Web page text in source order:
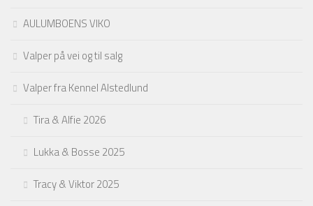
AULUMBOENS VIKO
Valper på vei og til salg
Valper fra Kennel Alstedlund
Tira & Alfie 2026
Lukka & Bosse 2025
Tracy & Viktor 2025